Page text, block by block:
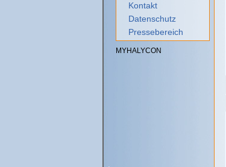
Kontakt
Datenschutz
Pressebereich
MYHALYCON